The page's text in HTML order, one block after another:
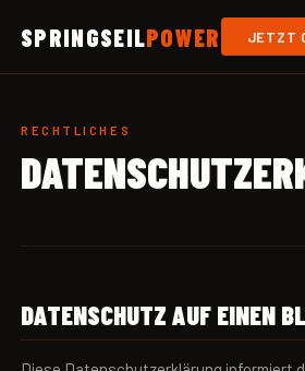
SPRINGSEILPOWER JETZT
RECHTLICHES
DATENSCHUTZ AUF EINEN